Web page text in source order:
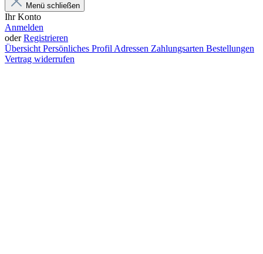
Menü schließen
Ihr Konto
Anmelden
oderRegistrieren
Übersicht Persönliches Profil Adressen Zahlungsarten Bestellungen
Vertrag widerrufen